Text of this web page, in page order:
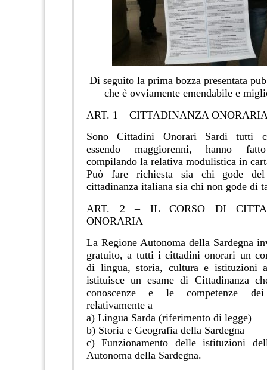
Di seguito la prima bozza presentata
che è ovviamente emendabile e
ART. 1 – CITTADINANZA
Sono Cittadini Onorari Sardi tutti
essendo maggiorenni, hanno
compilando la relativa modulistica in
Può fare richiesta sia chi gode
cittadinanza italiana sia chi non gode di
ART. 2 – IL CORSO DI
ONORARIA
La Regione Autonoma della Sardegna
gratuito, a tutti i cittadini onorari un
di lingua, storia, cultura e istituzioni
istituisce un esame di Cittadinanza
conoscenze e le competenze dei
relativamente a
a) Lingua Sarda (riferimento di legge)
b) Storia e Geografia della Sardegna
c) Funzionamento delle istituzioni
Autonoma della Sardegna.